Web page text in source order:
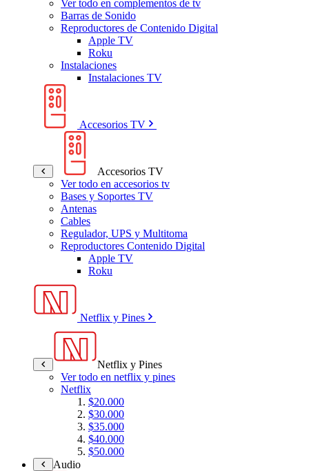
Ver todo en complementos de tv
Barras de Sonido
Reproductores de Contenido Digital
Apple TV
Roku
Instalaciones
Instalaciones TV
Accesorios TV
Accesorios TV
Ver todo en accesorios tv
Bases y Soportes TV
Antenas
Cables
Regulador, UPS y Multitoma
Reproductores Contenido Digital
Apple TV
Roku
Netflix y Pines
Netflix y Pines
Ver todo en netflix y pines
Netflix
$20.000
$30.000
$35.000
$40.000
$50.000
Audio